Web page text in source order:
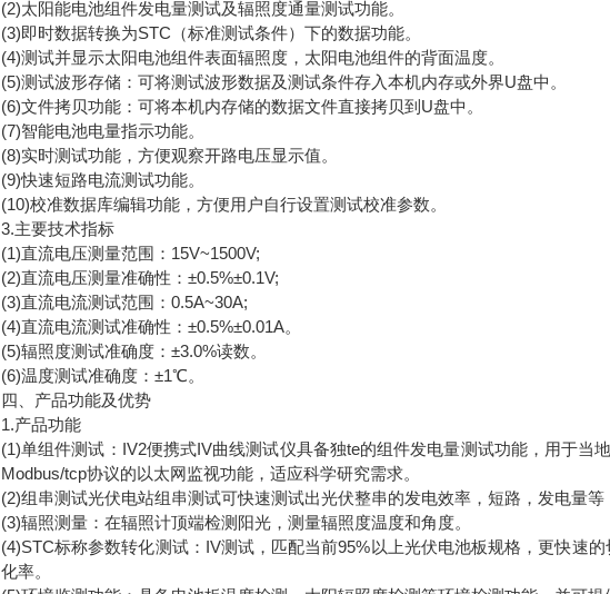
(2)太阳能电池组件发电量测试及辐照度通量测试功能。
(3)即时数据转换为STC（标准测试条件）下的数据功能。
(4)测试并显示太阳电池组件表面辐照度，太阳电池组件的背面温度。
(5)测试波形存储：可将测试波形数据及测试条件存入本机内存或外界U盘中。
(6)文件拷贝功能：可将本机内存储的数据文件直接拷贝到U盘中。
(7)智能电池电量指示功能。
(8)实时测试功能，方便观察开路电压显示值。
(9)快速短路电流测试功能。
(10)校准数据库编辑功能，方便用户自行设置测试校准参数。
3.主要技术指标
(1)直流电压测量范围：15V~1500V;
(2)直流电压测量准确性：±0.5%±0.1V;
(3)直流电流测试范围：0.5A~30A;
(4)直流电流测试准确性：±0.5%±0.01A。
(5)辐照度测试准确度：±3.0%读数。
(6)温度测试准确度：±1℃。
四、产品功能及优势
1.产品功能
(1)单组件测试：IV2便携式IV曲线测试仪具备独te的组件发电量测试功能，⽤于
Modbus/tcp协议的以太⽹监视功能，适应科学研究需求。
(2)组串测试光伏电站组串测试可快速测试出光伏整串的发电效率，短路，发电量等
(3)辐照测量：在辐照计顶端检测阳光，测量辐照度温度和角度。
(4)STC标称参数转化测试：IV测试，匹配当前95%以上光伏电池板规格，更快速
化率。